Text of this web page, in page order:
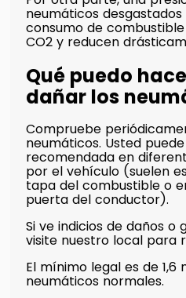
neumáticos
consumo de
CO2 y reducen
Qué puedo
dañar los
Compruebe
neumáticos. Usted
recomendada en
por el vehículo (suelen
tapa del combustible o
puerta del conductor).
Si ve indicios de daños o
visite nuestro local para
El mínimo legal es de 1,6
neumáticos normales.